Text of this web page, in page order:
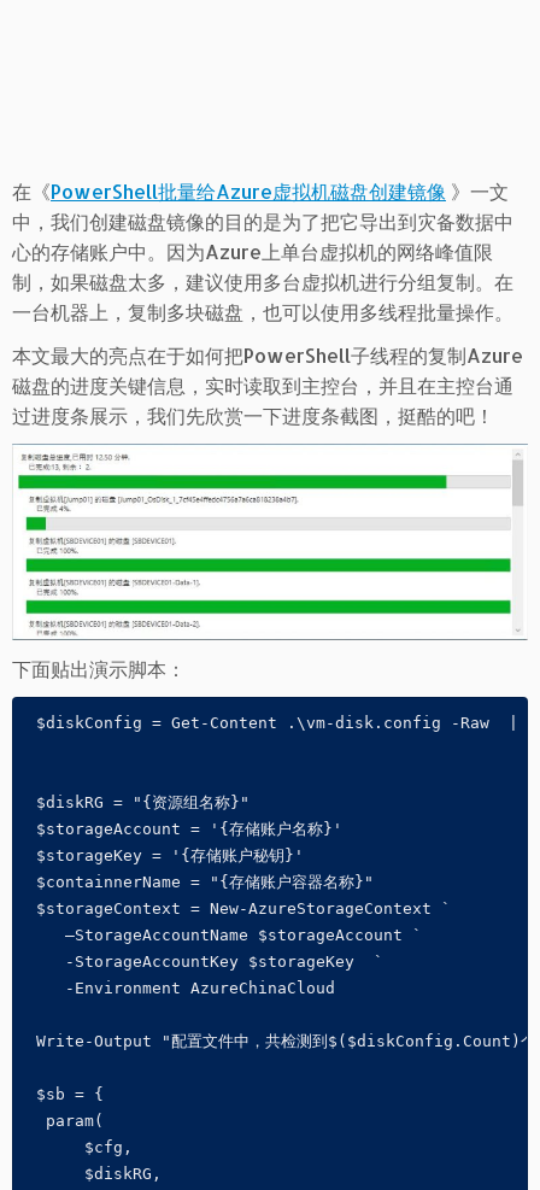
在《PowerShell批量给Azure虚拟机磁盘创建镜像 》一文
中，我们创建磁盘镜像的目的是为了把它导出到灾备数据中
心的存储账户中。因为Azure上单台虚拟机的网络峰值限
制，如果磁盘太多，建议使用多台虚拟机进行分组复制。在
一台机器上，复制多块磁盘，也可以使用多线程批量操作。
本文最大的亮点在于如何把PowerShell子线程的复制Azure
磁盘的进度关键信息，实时读取到主控台，并且在主控台通
过进度条展示，我们先欣赏一下进度条截图，挺酷的吧！
下面贴出演示脚本：
$diskConfig = Get-Content .\vm-disk.config -Raw  |
$diskRG = "{资源组名称}"
$storageAccount = '{存储账户名称}'
$storageKey = '{存储账户秘钥}'
$containnerName = "{存储账户容器名称}"
$storageContext = New-AzureStorageContext `
    –StorageAccountName $storageAccount `
    -StorageAccountKey $storageKey  `
    -Environment AzureChinaCloud
Write-Output "配置文件中，共检测到$($diskConfig.Count)个
$sb = {
  param(
      $cfg,
      $diskRG,